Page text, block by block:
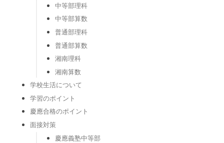
中等部理科
中等部算数
普通部理科
普通部算数
湘南理科
湘南算数
学校生活について
学習のポイント
慶應合格のポイント
面接対策
慶應義塾中等部